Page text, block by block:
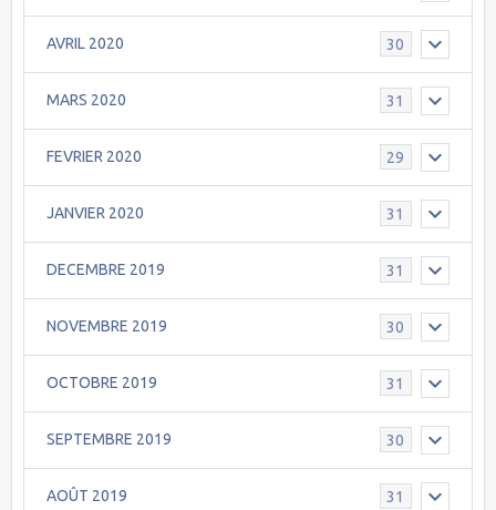
AVRIL 2020 30
MARS 2020 31
FEVRIER 2020 29
JANVIER 2020 31
DECEMBRE 2019 31
NOVEMBRE 2019 30
OCTOBRE 2019 31
SEPTEMBRE 2019 30
AOÛT 2019 31